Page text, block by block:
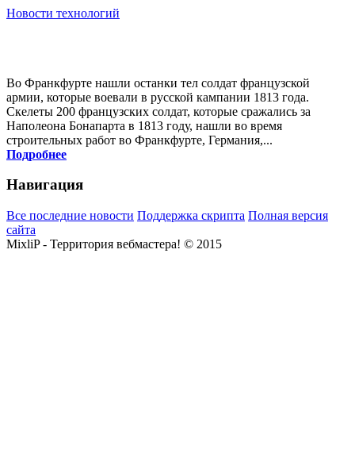
Новости технологий
Во Франкфурте нашли останки тел солдат французской
армии, которые воевали в русской кампании 1813 года.
Скелеты 200 французских солдат, которые сражались за
Наполеона Бонапарта в 1813 году, нашли во время
строительных работ во Франкфурте, Германия,...
Подробнее
Навигация
Все последние новости Поддержка скрипта Полная версия
сайта
MixliP - Территория вебмастера! © 2015